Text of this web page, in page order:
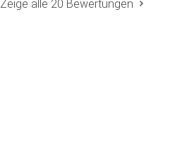
Zeige alle 20 Bewertungen